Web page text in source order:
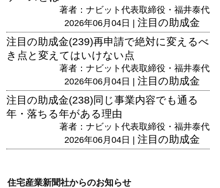
著者：ナビット代表取締役・福井泰代
2026年06月04日 | 注目の助成金
注目の助成金(239)再申請で絶対に変えるべ
き点と変えてはいけない点
著者：ナビット代表取締役・福井泰代
2026年06月04日 | 注目の助成金
注目の助成金(238)同じ事業内容でも通る
年・落ちる年がある理由
著者：ナビット代表取締役・福井泰代
2026年06月04日 | 注目の助成金
住宅産業新聞社からのお知らせ